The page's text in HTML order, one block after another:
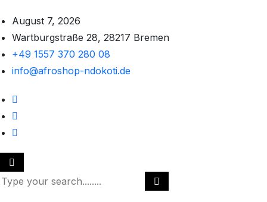
August 7, 2026
Wartburgstraße 28, 28217 Bremen
+49 1557 370 280 08
info@afroshop-ndokoti.de